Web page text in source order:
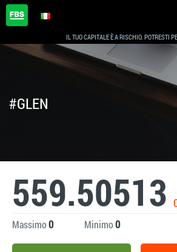
IL TUO CAPITALE È A RISCHIO. POTRESTI
#GLEN
559.50513
Massimo0 Minimo0